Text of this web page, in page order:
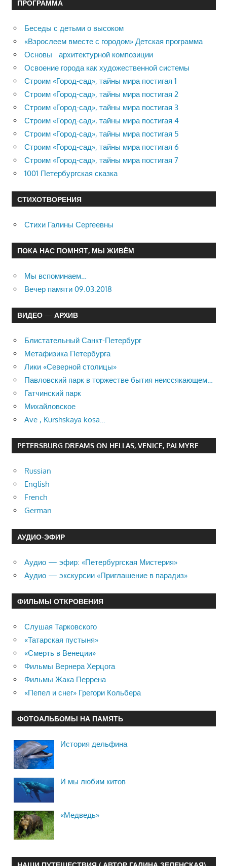
ПРОГРАММА
Беседы с детьми о высоком
«Взрослеем вместе с городом» Детская программа
Основы архитектурной композиции
Освоение города как художественной системы
Строим «Город-сад», тайны мира постигая 1
Строим «Город-сад», тайны мира постигая 2
Строим «Город-сад», тайны мира постигая 3
Строим «Город-сад», тайны мира постигая 4
Строим «Город-сад», тайны мира постигая 5
Строим «Город-сад», тайны мира постигая 6
Строим «Город-сад», тайны мира постигая 7
1001 Петербургская сказка
СТИХОТВОРЕНИЯ
Стихи Галины Сергеевны
ПОКА НАС ПОМНЯТ, МЫ ЖИВЁМ
Мы вспоминаем…
Вечер памяти 09.03.2018
ВИДЕО — АРХИВ
Блистательный Санкт-Петербург
Метафизика Петербурга
Лики «Северной столицы»
Павловский парк в торжестве бытия неиссякающем…
Гатчинский парк
Михайловское
Ave , Kurshskaya kosa…
PETERSBURG DREAMS ON HELLAS, VENICE, PALMYRE
Russian
English
French
German
АУДИО-ЭФИР
Аудио — эфир: «Петербургская Мистерия»
Аудио — экскурсии «Приглашение в парадиз»
ФИЛЬМЫ ОТКРОВЕНИЯ
Слушая Тарковского
«Татарская пустыня»
«Смерть в Венеции»
Фильмы Вернера Херцога
Фильмы Жака Перрена
«Пепел и снег» Грегори Кольбера
ФОТОАЛЬБОМЫ НА ПАМЯТЬ
История дельфина
И мы любим китов
«Медведь»